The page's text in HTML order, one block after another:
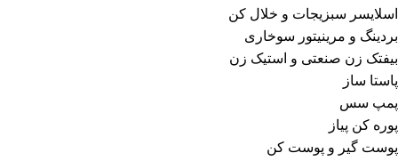
اسلایسر سبزیجات و خلال کن
بردینگ و مرینیتور سوخاری
بیفتک زن صنعتی و استیک زن
پاستا ساز
پمپ سس
پوره کن پیاز
پوست گیر و پوست کن